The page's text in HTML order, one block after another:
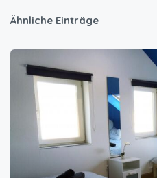
Ähnliche Einträge